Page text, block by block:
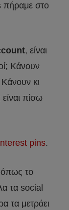
στο
, είναι
Κάνουν
κι
πίσω
pins.
το
τα social
τα μετράει